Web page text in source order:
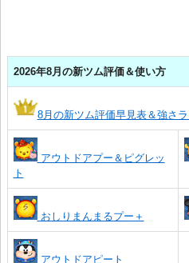
2026年8月の新ツム評価＆使い方
8月の新ツム評価早見表＆強さ
アウトドアプー＆ピグレッ
ト
おしりまんまるプー＋
アウトドアピート